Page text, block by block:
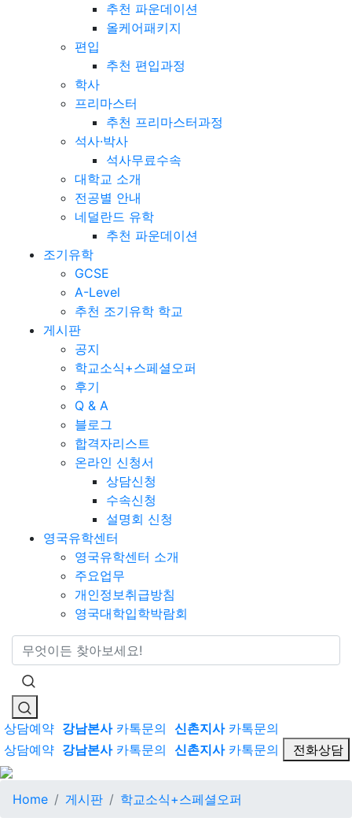
추천 파운데이션
올케어패키지
편입
추천 편입과정
학사
프리마스터
추천 프리마스터과정
석사·박사
석사무료수속
대학교 소개
전공별 안내
네덜란드 유학
추천 파운데이션
조기유학
GCSE
A-Level
추천 조기유학 학교
게시판
공지
학교소식+스페셜오퍼
후기
Q & A
블로그
합격자리스트
온라인 신청서
상담신청
수속신청
설명회 신청
영국유학센터
영국유학센터 소개
주요업무
개인정보취급방침
영국대학입학박람회
통합검색
상담예약 강남본사카톡문의 신촌지사카톡문의
상담예약 강남본사카톡문의 신촌지사카톡문의 전화상담
Home 게시판 학교소식+스페셜오퍼